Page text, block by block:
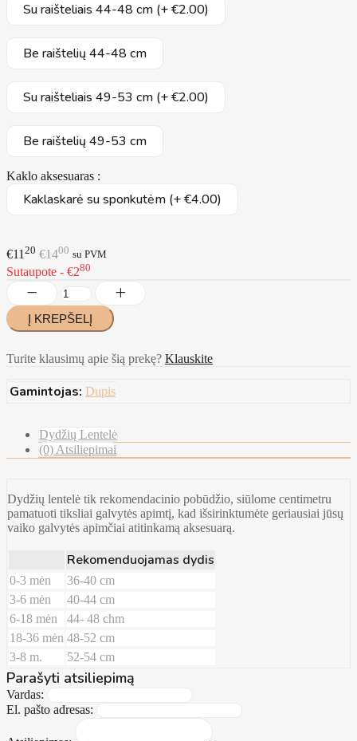
Su raišteliais 44-48 cm (+ €2.00)
Be raištelių 44-48 cm
Su raišteliais 49-53 cm (+ €2.00)
Be raištelių 49-53 cm
Kaklo aksesuaras :
Kaklaskarė su sponkutėm (+ €4.00)
€11 20 €1400 su PVM
Sutaupote - €280
Turite klausimų apie šią prekę? Klauskite
Gamintojas: Dupis
Dydžių Lentelė
(0) Atsiliepimai
Dydžių lentelė tik rekomendacinio pobūdžio, siūlome centimetru
pamatuoti tiksliai galvytės apimtį, kad išsirinktumėte geriausiai jūsų
vaiko galvytės apimčiai atitinkamą aksesuarą.
Rekomenduojamas dydis
0-3 mėn
36-40 cm
3-6 mėn
40-44 cm
6-18 mėn
44- 48 chm
18-36 mėn 48-52 cm
3-8 m.
52-54 cm
Parašyti atsiliepimą
Vardas:
El. pašto adresas: